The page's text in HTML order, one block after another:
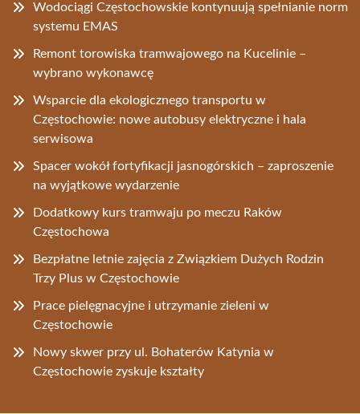
Wodociągi Częstochowskie kontynuują spełnianie norm
systemu EMAS
Remont torowiska tramwajowego na Kucelinie –
wybrano wykonawcę
Wsparcie dla ekologicznego transportu w
Częstochowie: nowe autobusy elektryczne i hala
serwisowa
Spacer wokół fortyfikacji jasnogórskich – zaproszenie
na wyjątkowe wydarzenie
Dodatkowy kurs tramwaju po meczu Raków
Częstochowa
Bezpłatne letnie zajęcia z Związkiem Dużych Rodzin
Trzy Plus w Częstochowie
Prace pielęgnacyjne i utrzymanie zieleni w
Częstochowie
Nowy skwer przy ul. Bohaterów Katynia w
Częstochowie zyskuje kształty